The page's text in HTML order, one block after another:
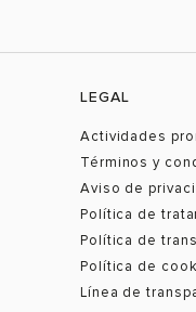
LEGAL
Actividades
Términos y
Aviso de
Política de
Política de
Política de
Línea de